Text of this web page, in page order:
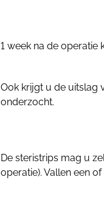
1 week na de
Ook krijgt u de uitslag
onderzocht.
De steristrips mag u
operatie). Vallen een